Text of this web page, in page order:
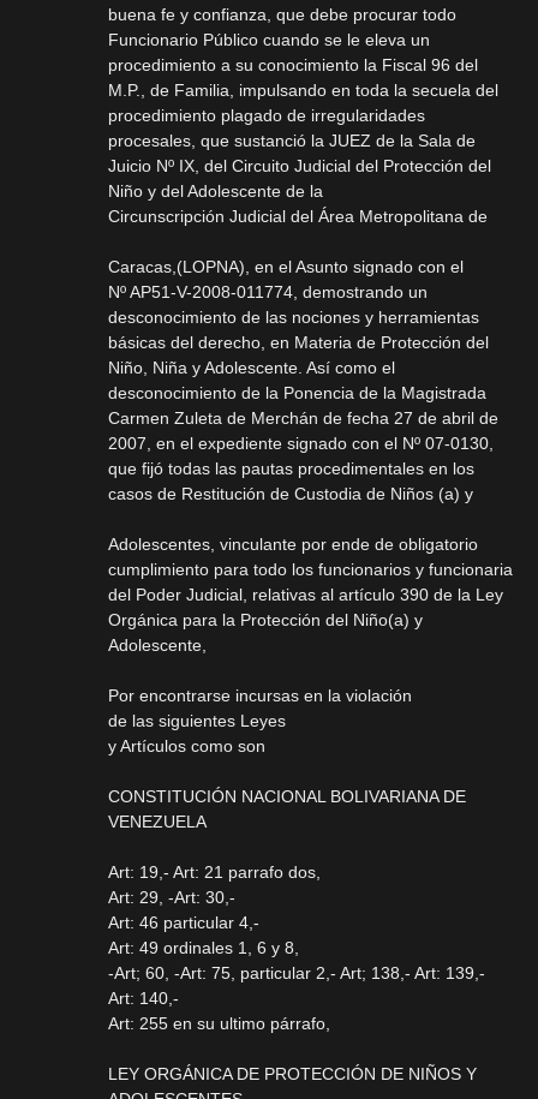
buena fe y confianza, que debe procurar todo
Funcionario Público cuando se le eleva un
procedimiento a su conocimiento la Fiscal 96 del
M.P., de Familia, impulsando en toda la secuela del
procedimiento plagado de irregularidades
procesales, que sustanció la JUEZ de la Sala de
Juicio Nº IX, del Circuito Judicial del Protección del
Niño y del Adolescente de la
Circunscripción Judicial del Área Metropolitana de
Caracas,(LOPNA), en el Asunto signado con el
Nº AP51-V-2008-011774, demostrando un
desconocimiento de las nociones y herramientas
básicas del derecho, en Materia de Protección del
Niño, Niña y Adolescente. Así como el
desconocimiento de la Ponencia de la Magistrada
Carmen Zuleta de Merchán de fecha 27 de abril de
2007, en el expediente signado con el Nº 07-0130,
que fijó todas las pautas procedimentales en los
casos de Restitución de Custodia de Niños (a) y
Adolescentes, vinculante por ende de obligatorio
cumplimiento para todo los funcionarios y funcionaria
del Poder Judicial, relativas al artículo 390 de la Ley
Orgánica para la Protección del Niño(a) y
Adolescente,
Por encontrarse incursas en la violación
de las siguientes Leyes
y Artículos como son
CONSTITUCIÓN NACIONAL BOLIVARIANA DE
VENEZUELA
Art: 19,- Art: 21 parrafo dos,
Art: 29, -Art: 30,-
Art: 46 particular 4,-
Art: 49 ordinales 1, 6 y 8,
-Art; 60, -Art: 75, particular 2,- Art; 138,- Art: 139,-
Art: 140,-
Art: 255 en su ultimo párrafo,
LEY ORGÁNICA DE PROTECCIÓN DE NIÑOS Y